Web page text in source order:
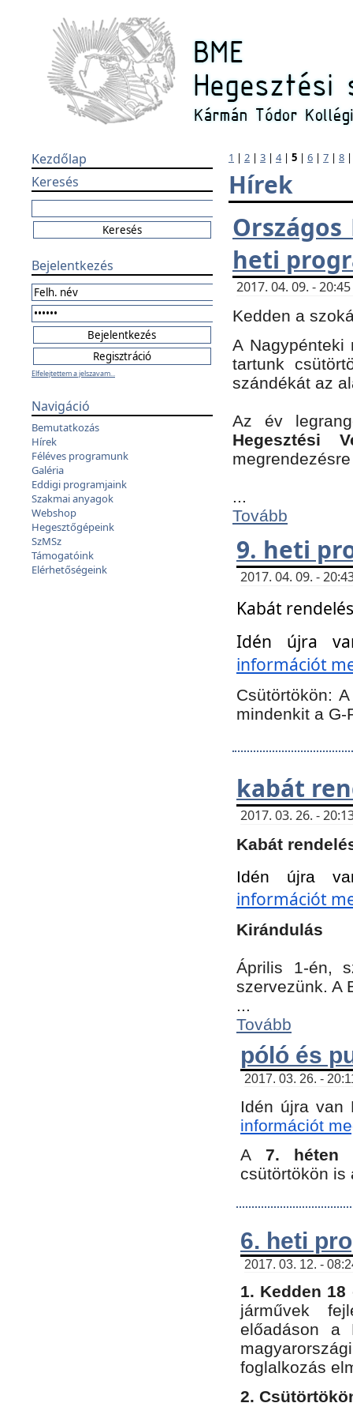
Kezdőlap
Keresés
Bejelentkezés
Elfelejtettem a jelszavam...
Navigáció
Bemutatkozás
Hírek
Féléves programunk
Galéria
Eddigi programjaink
Szakmai anyagok
Webshop
Hegesztőgépeink
SzMSz
Támogatóink
Elérhetőségeink
1 | 2 | 3 | 4| 5 | 6 | 7 | 8
Hírek
Országos
heti
2017. 04. 09. -
Kedden a
A Nagypénteki
tartunk
szándékát az
Az év
Hegesztési
...
Tovább
9. heti
2017. 04. 09. -
Kabát
Idén újra
információt
Csütörtökön:A
mindenkit a G-
kabát
2017. 03. 26. -
Kabát
Idén újra
információt
Kirándulás
Április 1-én,
szervezünk. A
...
Tovább
póló és
2017. 03. 26. -
Idén újra van
információt
A 7. héten
csütörtökön is
6. heti
2017. 03. 12. -
1. Kedden 18
járművek
előadáson a
foglalkozás
2.